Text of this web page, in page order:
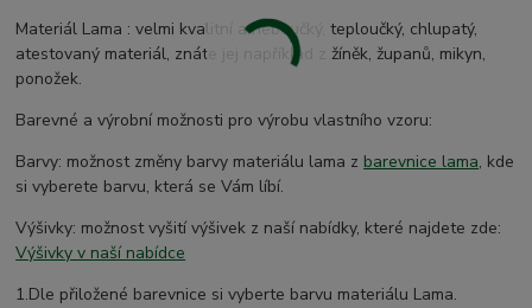
Materiál Lama : velmi kvalitní a heboučký, teploučký, chlupatý,
atestovaný materiál, znáte jej například z žíněk, županů, mikyn,
ponožek.
Barevné a výrobní možnosti pro výrobu vlastního vzoru:
Barvy: možnost změny barvy materiálu lama z barevnice lama, kde
si vyberete barvu, která se Vám líbí.
Výšivky: možnost vyšití výšivek z naší nabídky, které najdete zde:
Výšivky v naší nabídce
1.Dle přiložené barevnice si vyberte barvu materiálu Lama.